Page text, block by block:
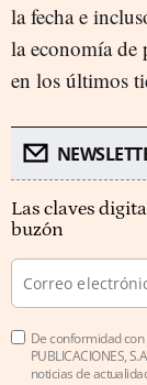
la fecha e
la economía de
en los últimos
Las claves
buzón
De conformidad con
PUBLICACIONES,
noticias de